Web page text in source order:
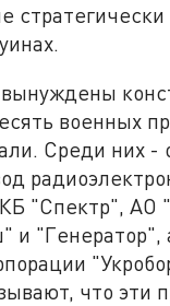
военных
Среди них -
"Спектр", АО
и "Генератор",
что эти